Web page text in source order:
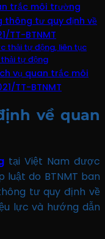
trắc môi trường
thông tư quy định về
TT-BTNMT
thải tự động, liên tục
tự động
vụ quan trắc môi
TT-BTNMT
về quan
tại Việt Nam được
luật do BTNMT ban
tư quy định về
lực và hướng dẫn